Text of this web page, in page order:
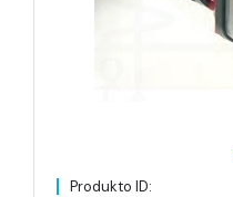
Produkto ID: